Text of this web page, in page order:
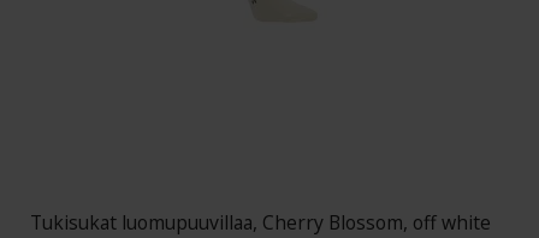
Tukisukat luomupuuvillaa, Cherry Blossom, off white